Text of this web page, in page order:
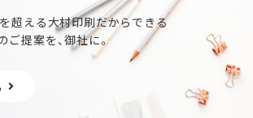
超える大村印刷だからできる
ご提案を、御社に。